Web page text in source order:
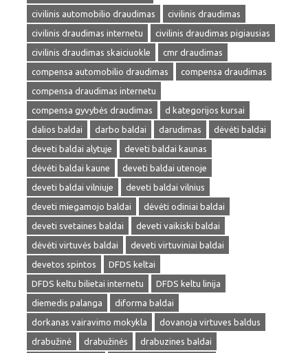
civilinis automobilio draudimas
civilinis draudimas
civilinis draudimas internetu
civilinis draudimas pigiausias
civilinis draudimas skaiciuokle
cmr draudimas
compensa automobilio draudimas
compensa draudimas
compensa draudimas internetu
compensa gyvybės draudimas
d kategorijos kursai
dalios baldai
darbo baldai darudimas
dėvėti baldai
deveti baldai alytuje
deveti baldai kaunas
dėvėti baldai kaune
deveti baldai utenoje
deveti baldai vilniuje
deveti baldai vilnius
deveti miegamojo baldai
dėvėti odiniai baldai
deveti svetaines baldai
deveti vaikiski baldai
dėvėti virtuvės baldai
deveti virtuviniai baldai
devetos spintos
DFDS keltai
DFDS keltu bilietai internetu
DFDS keltu linija
diemedis palanga
diforma baldai
dorkanas vairavimo mokykla
dovanoja virtuves baldus
drabužinė
drabužinės
drabuzines baldai